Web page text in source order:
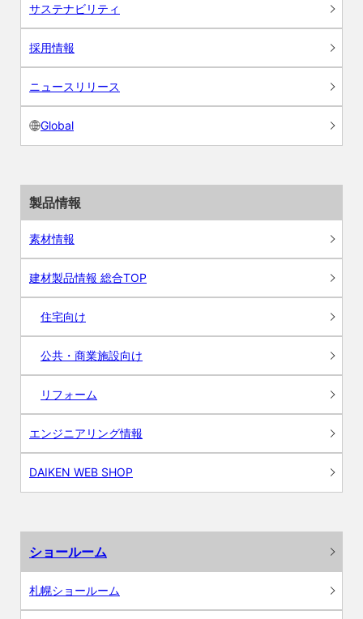
サステナビリティ
採用情報
ニュースリリース
Global
製品情報
素材情報
建材製品情報 総合TOP
住宅向け
公共・商業施設向け
リフォーム
エンジニアリング情報
DAIKEN WEB SHOP
ショールーム
札幌ショールーム